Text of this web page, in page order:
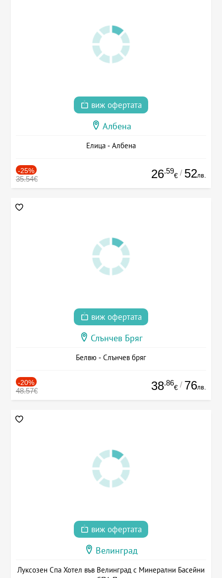
виж офертата
Албена
Елица - Албена
-25%
35.54€ 26.59
€ / 52лв.
виж офертата
Слънчев Бряг
Белвю - Слънчев бряг
-20%
48.57€ 38.86
€ / 76лв.
виж офертата
Велинград
Луксозен Спа Хотел във Велинград с Минерални Басейни